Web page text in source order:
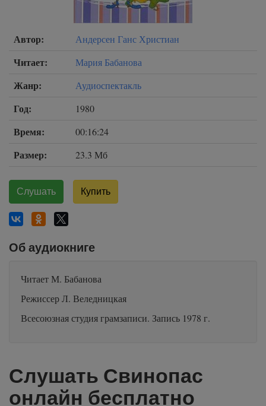
Автор: Андерсен Ганс Христиан
Читает: Мария Бабанова
Жанр: Аудиоспектакль
Год: 1980
Время: 00:16:24
Размер: 23.3 Мб
Слушать Купить
Об аудиокниге
Читает М. Бабанова
Режиссер Л. Веледницкая
Всесоюзная студия грамзаписи. Запись 1978 г.
Слушать Свинопас
онлайн бесплатно